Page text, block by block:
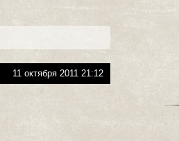
11 октября 2011 21:12